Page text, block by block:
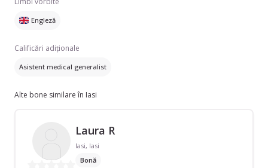
Engleză
Calificări adiționale
Asistent medical generalist
Alte bone similare în Iasi
Laura R
Iasi, Iasi
Bonă